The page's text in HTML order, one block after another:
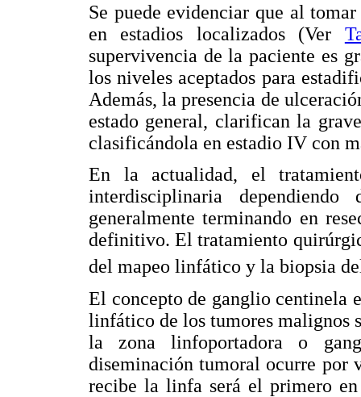
Se puede evidenciar que al
en estadios localizados (Ver
supervivencia de la paciente es
los niveles aceptados para
Además, la presencia de
estado general, clarifican la
clasificándola en estadio IV con
En la actualidad, el
interdisciplinaria
generalmente terminando en
definitivo. El tratamiento
del mapeo linfático y la biopsia
El concepto de ganglio centinela
linfático de los tumores malignos
la zona linfoportadora o
diseminación tumoral ocurre
recibe la linfa será el primero